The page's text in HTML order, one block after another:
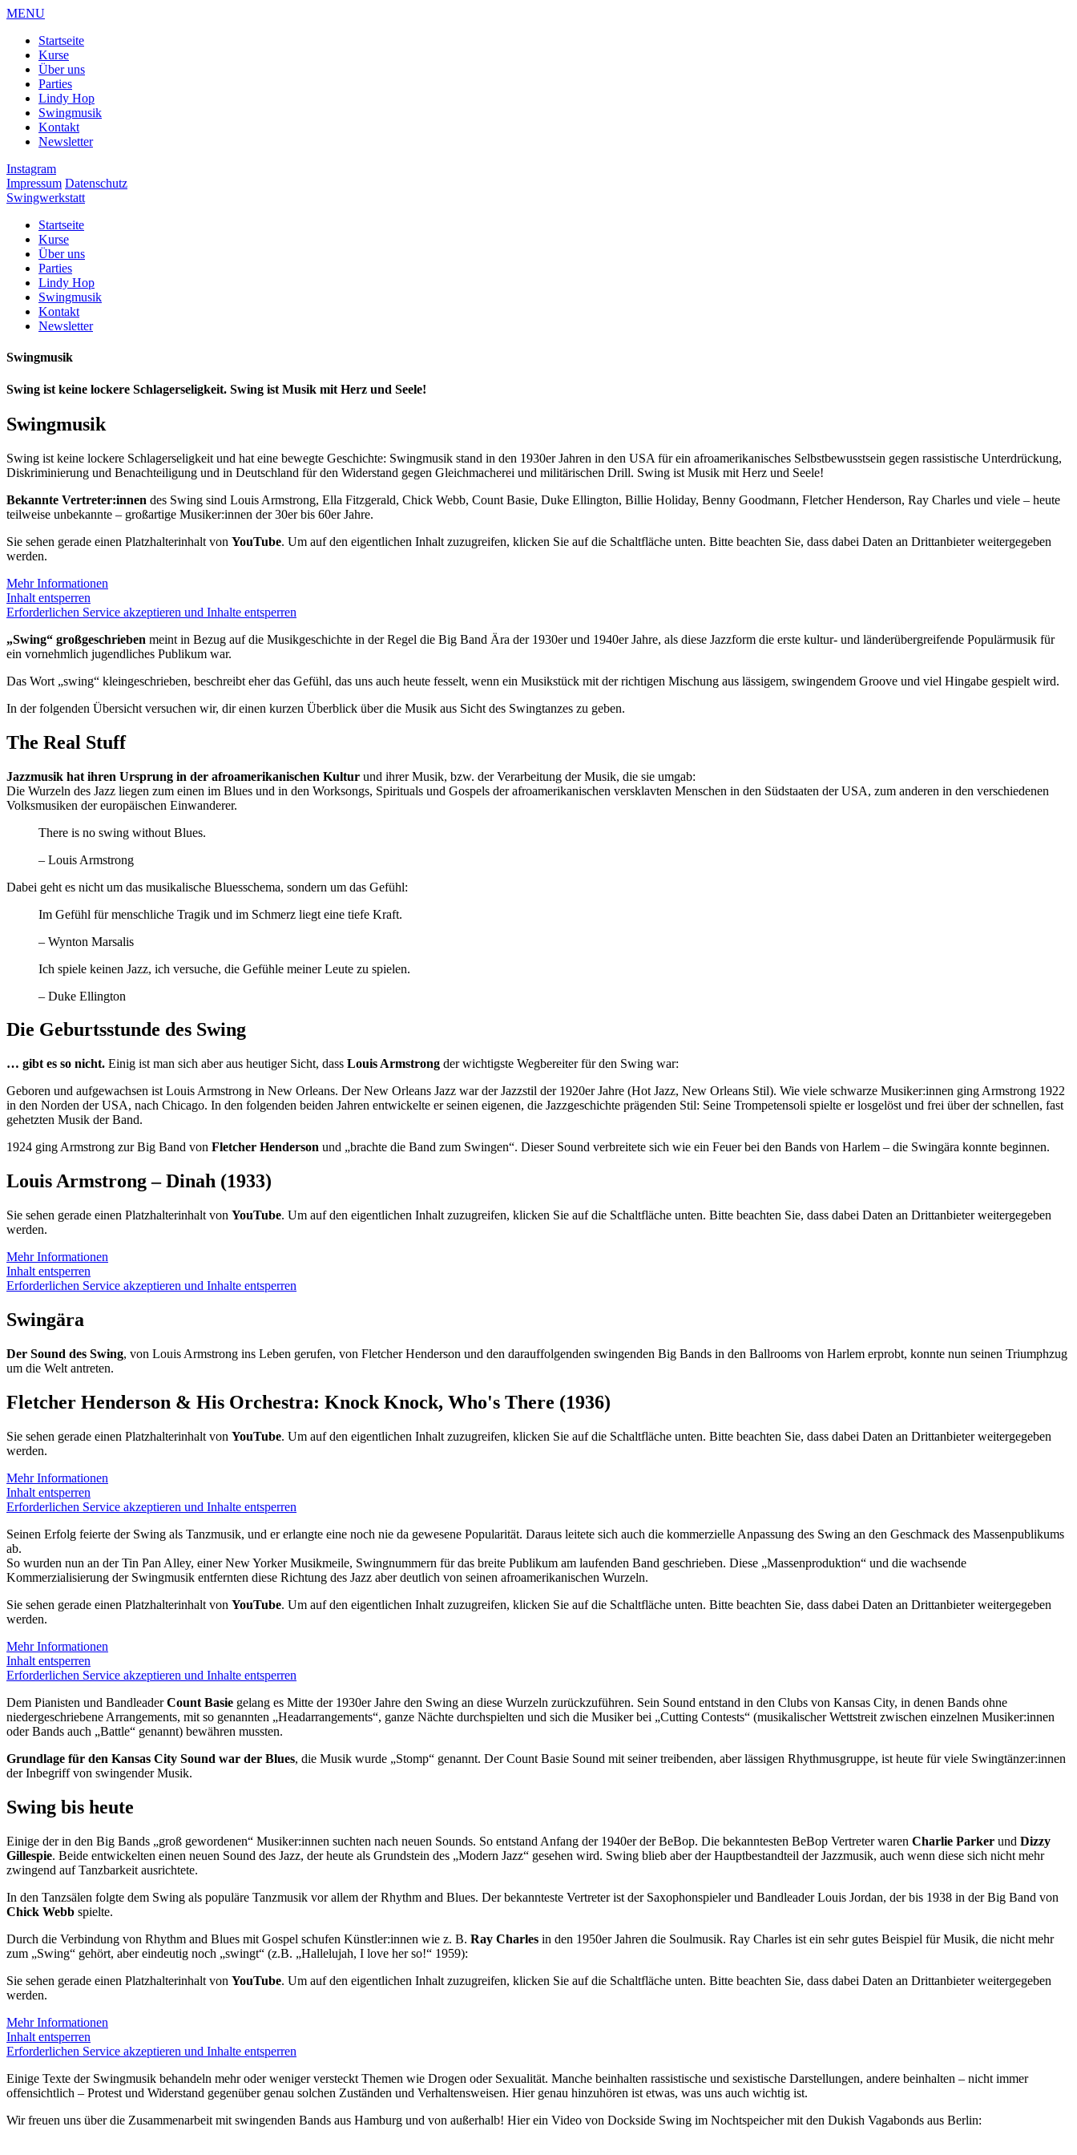
MENU
Startseite
Kurse
Über uns
Parties
Lindy Hop
Swingmusik
Kontakt
Newsletter
Instagram
Impressum Datenschutz
Swingwerkstatt
Startseite
Kurse
Über uns
Parties
Lindy Hop
Swingmusik
Kontakt
Newsletter
Swingmusik
Swing ist keine lockere Schlagerseligkeit. Swing ist Musik mit Herz und Seele!
Swingmusik
Swing ist keine lockere Schlagerseligkeit und hat eine bewegte Geschichte: Swingmusik stand in den 1930er Jahren in den USA für ein afroamerikanisches Selbstbewusstsein gegen rassistische Unterdrückung,
Diskriminierung und Benachteiligung und in Deutschland für den Widerstand gegen Gleichmacherei und militärischen Drill. Swing ist Musik mit Herz und Seele!
Bekannte Vertreter:innen des Swing sind Louis Armstrong, Ella Fitzgerald, Chick Webb, Count Basie, Duke Ellington, Billie Holiday, Benny Goodmann, Fletcher Henderson, Ray Charles und viele – heute
teilweise unbekannte – großartige Musiker:innen der 30er bis 60er Jahre.
Sie sehen gerade einen Platzhalterinhalt von YouTube. Um auf den eigentlichen Inhalt zuzugreifen, klicken Sie auf die Schaltfläche unten. Bitte beachten Sie, dass dabei Daten an Drittanbieter weitergegeben
werden.
Mehr Informationen
Inhalt entsperren
Erforderlichen Service akzeptieren und Inhalte entsperren
„Swing“ großgeschrieben meint in Bezug auf die Musikgeschichte in der Regel die Big Band Ära der 1930er und 1940er Jahre, als diese Jazzform die erste kultur- und länderübergreifende Populärmusik für
ein vornehmlich jugendliches Publikum war.
Das Wort „swing“ kleingeschrieben, beschreibt eher das Gefühl, das uns auch heute fesselt, wenn ein Musikstück mit der richtigen Mischung aus lässigem, swingendem Groove und viel Hingabe gespielt wird.
In der folgenden Übersicht versuchen wir, dir einen kurzen Überblick über die Musik aus Sicht des Swingtanzes zu geben.
The Real Stuff
Jazzmusik hat ihren Ursprung in der afroamerikanischen Kultur und ihrer Musik, bzw. der Verarbeitung der Musik, die sie umgab:
Die Wurzeln des Jazz liegen zum einen im Blues und in den Worksongs, Spirituals und Gospels der afroamerikanischen versklavten Menschen in den Südstaaten der USA, zum anderen in den verschiedenen
Volksmusiken der europäischen Einwanderer.
There is no swing without Blues.
– Louis Armstrong
Dabei geht es nicht um das musikalische Bluesschema, sondern um das Gefühl:
Im Gefühl für menschliche Tragik und im Schmerz liegt eine tiefe Kraft.
– Wynton Marsalis
Ich spiele keinen Jazz, ich versuche, die Gefühle meiner Leute zu spielen.
– Duke Ellington
Die Geburtsstunde des Swing
… gibt es so nicht. Einig ist man sich aber aus heutiger Sicht, dass Louis Armstrong der wichtigste Wegbereiter für den Swing war:
Geboren und aufgewachsen ist Louis Armstrong in New Orleans. Der New Orleans Jazz war der Jazzstil der 1920er Jahre (Hot Jazz, New Orleans Stil). Wie viele schwarze Musiker:innen ging Armstrong 1922
in den Norden der USA, nach Chicago. In den folgenden beiden Jahren entwickelte er seinen eigenen, die Jazzgeschichte prägenden Stil: Seine Trompetensoli spielte er losgelöst und frei über der schnellen, fast
gehetzten Musik der Band.
1924 ging Armstrong zur Big Band von Fletcher Henderson und „brachte die Band zum Swingen“. Dieser Sound verbreitete sich wie ein Feuer bei den Bands von Harlem – die Swingära konnte beginnen.
Louis Armstrong – Dinah (1933)
Sie sehen gerade einen Platzhalterinhalt von YouTube. Um auf den eigentlichen Inhalt zuzugreifen, klicken Sie auf die Schaltfläche unten. Bitte beachten Sie, dass dabei Daten an Drittanbieter weitergegeben
werden.
Mehr Informationen
Inhalt entsperren
Erforderlichen Service akzeptieren und Inhalte entsperren
Swingära
Der Sound des Swing, von Louis Armstrong ins Leben gerufen, von Fletcher Henderson und den darauffolgenden swingenden Big Bands in den Ballrooms von Harlem erprobt, konnte nun seinen Triumphzug
um die Welt antreten.
Fletcher Henderson & His Orchestra: Knock Knock, Who's There (1936)
Sie sehen gerade einen Platzhalterinhalt von YouTube. Um auf den eigentlichen Inhalt zuzugreifen, klicken Sie auf die Schaltfläche unten. Bitte beachten Sie, dass dabei Daten an Drittanbieter weitergegeben
werden.
Mehr Informationen
Inhalt entsperren
Erforderlichen Service akzeptieren und Inhalte entsperren
Seinen Erfolg feierte der Swing als Tanzmusik, und er erlangte eine noch nie da gewesene Popularität. Daraus leitete sich auch die kommerzielle Anpassung des Swing an den Geschmack des Massenpublikums
ab.
So wurden nun an der Tin Pan Alley, einer New Yorker Musikmeile, Swingnummern für das breite Publikum am laufenden Band geschrieben. Diese „Massenproduktion“ und die wachsende
Kommerzialisierung der Swingmusik entfernten diese Richtung des Jazz aber deutlich von seinen afroamerikanischen Wurzeln.
Sie sehen gerade einen Platzhalterinhalt von YouTube. Um auf den eigentlichen Inhalt zuzugreifen, klicken Sie auf die Schaltfläche unten. Bitte beachten Sie, dass dabei Daten an Drittanbieter weitergegeben
werden.
Mehr Informationen
Inhalt entsperren
Erforderlichen Service akzeptieren und Inhalte entsperren
Dem Pianisten und BandleaderCount Basie gelang es Mitte der 1930er Jahre den Swing an diese Wurzeln zurückzuführen. Sein Sound entstand in den Clubs von Kansas City, in denen Bands ohne
niedergeschriebene Arrangements, mit so genannten „Headarrangements“, ganze Nächte durchspielten und sich die Musiker bei „Cutting Contests“ (musikalischer Wettstreit zwischen einzelnen Musiker:innen
oder Bands auch „Battle“ genannt) bewähren mussten.
Grundlage für den Kansas City Sound war der Blues, die Musik wurde „Stomp“ genannt. Der Count Basie Sound mit seiner treibenden, aber lässigen Rhythmusgruppe, ist heute für viele Swingtänzer:innen
der Inbegriff von swingender Musik.
Swing bis heute
Einige der in den Big Bands „groß gewordenen“ Musiker:innen suchten nach neuen Sounds. So entstand Anfang der 1940er der BeBop. Die bekanntesten BeBop Vertreter waren Charlie Parker und Dizzy
Gillespie. Beide entwickelten einen neuen Sound des Jazz, der heute als Grundstein des „Modern Jazz“ gesehen wird. Swing blieb aber der Hauptbestandteil der Jazzmusik, auch wenn diese sich nicht mehr
zwingend auf Tanzbarkeit ausrichtete.
In den Tanzsälen folgte dem Swing als populäre Tanzmusik vor allem der Rhythm and Blues. Der bekannteste Vertreter ist der Saxophonspieler und Bandleader Louis Jordan, der bis 1938 in der Big Band von
Chick Webb spielte.
Durch die Verbindung von Rhythm and Blues mit Gospel schufen Künstler:innen wie z. B. Ray Charles in den 1950er Jahren die Soulmusik. Ray Charles ist ein sehr gutes Beispiel für Musik, die nicht mehr
zum „Swing“ gehört, aber eindeutig noch „swingt“ (z.B. „Hallelujah, I love her so!“ 1959):
Sie sehen gerade einen Platzhalterinhalt von YouTube. Um auf den eigentlichen Inhalt zuzugreifen, klicken Sie auf die Schaltfläche unten. Bitte beachten Sie, dass dabei Daten an Drittanbieter weitergegeben
werden.
Mehr Informationen
Inhalt entsperren
Erforderlichen Service akzeptieren und Inhalte entsperren
Einige Texte der Swingmusik behandeln mehr oder weniger versteckt Themen wie Drogen oder Sexualität. Manche beinhalten rassistische und sexistische Darstellungen, andere beinhalten – nicht immer
offensichtlich – Protest und Widerstand gegenüber genau solchen Zuständen und Verhaltensweisen. Hier genau hinzuhören ist etwas, was uns auch wichtig ist.
Wir freuen uns über die Zusammenarbeit mit swingenden Bands aus Hamburg und von außerhalb! Hier ein Video von Dockside Swing im Nochtspeicher mit den Dukish Vagabonds aus Berlin: